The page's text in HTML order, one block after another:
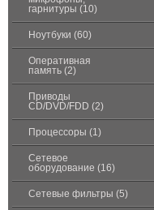
гарнитуры (10)
Ноутбуки (60)
Оперативная
память (2)
Приводы
CD/DVD/FDD (2)
Процессоры (1)
Сетевое
оборудование (16)
Сетевые фильтры (5)